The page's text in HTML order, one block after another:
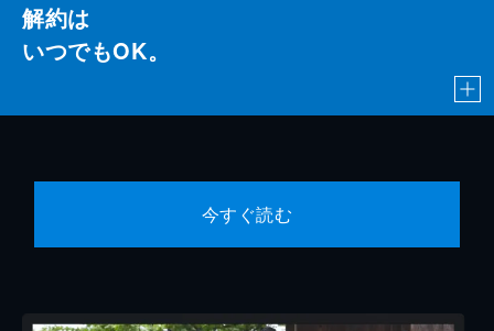
解約は
いつでもOK。
今すぐ読む